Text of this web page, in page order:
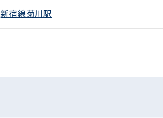
新宿線菊川駅